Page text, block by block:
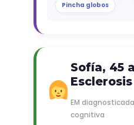
Pincha globos
Sofía, 45
EM
cognitiva